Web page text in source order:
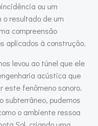
ou um
resultado de um
compreensão
aplicados à construção.
levou ao túnel que ele
acústica que
este fenômeno sonoro.
subterrâneo, pudemos
o ambiente ressoa